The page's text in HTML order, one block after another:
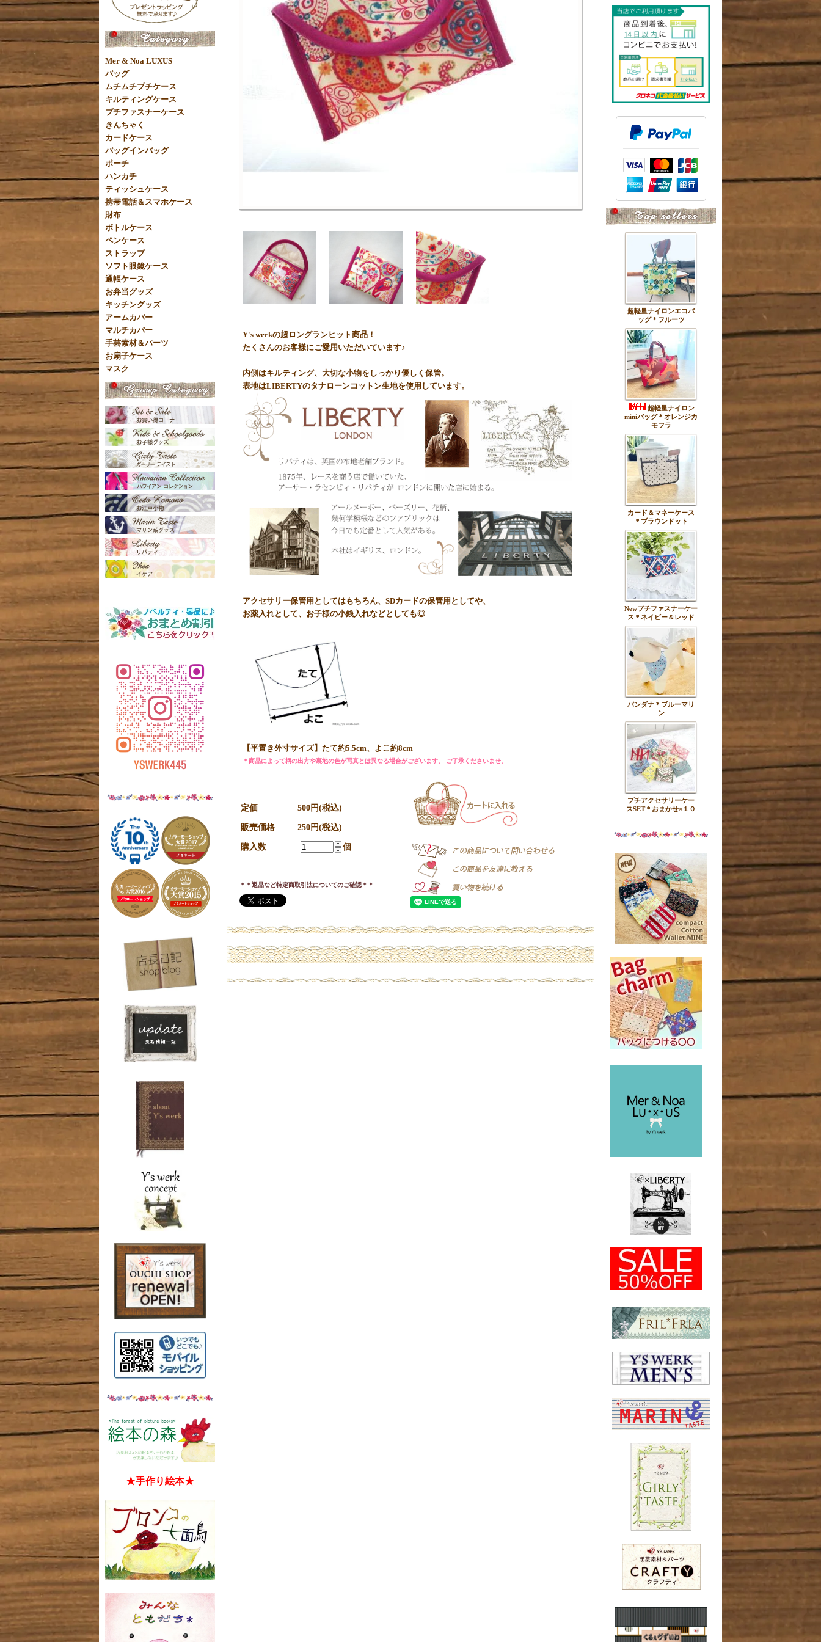
Y's werkの超ロングランヒット商品！
たくさんのお客様にご愛用いただいています♪
内側はキルティング、大切な小物をしっかり優しく保管。
表地はLIBERTYのタナローンコットン生地を使用しています。
アクセサリー保管用としてはもちろん、SDカードの保管用としてや、
お薬入れとして、お子様の小銭入れなどとしても◎
【平置き外寸サイズ】たて約5.5cm、よこ約8cm
＊商品によって柄の出方や裏地の色が写真とは異なる場合がございます。 ご了承くださいませ。
定価 500円(税込)
販売価格 250円(税込)
購入数 個
＊＊返品など特定商取引法についてのご確認＊＊
Mer & Noa LUXUS
バッグ
ムチムチプチケース
キルティングケース
プチファスナーケース
きんちゃく
カードケース
バッグインバッグ
ポーチ
ハンカチ
ティッシュケース
携帯電話＆スマホケース
財布
ボトルケース
ペンケース
ストラップ
ソフト眼鏡ケース
通帳ケース
お弁当グッズ
キッチングッズ
アームカバー
マルチカバー
手芸素材＆パーツ
お扇子ケース
マスク
★手作り絵本★
超軽量ナイロンエコバ
ッグ＊フルーツ
超軽量ナイロン
miniバッグ＊オレンジカ
モフラ
カード＆マネーケース
＊ブラウンドット
Newプチファスナーケー
ス＊ネイビー＆レッド
バンダナ＊ブルーマリ
ン
プチアクセサリーケー
スSET＊おまかせ×１０